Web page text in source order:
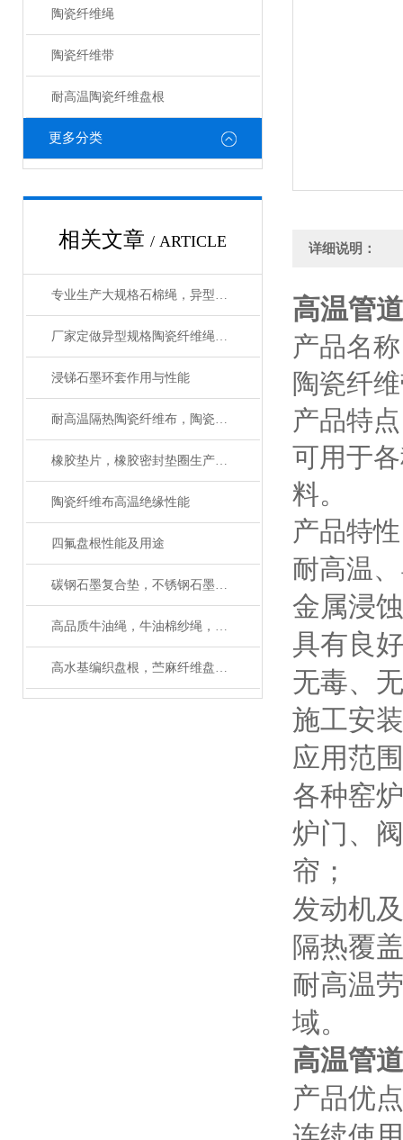
陶瓷纤维绳
陶瓷纤维带
耐高温陶瓷纤维盘根
更多分类
相关文章 / ARTICLE
专业生产大规格石棉绳，异型规格石棉绳厂家
厂家定做异型规格陶瓷纤维绳，陶瓷绳（质量可靠）
浸锑石墨环套作用与性能
耐高温隔热陶瓷纤维布，陶瓷布使用温度
橡胶垫片，橡胶密封垫圈生产厂家（质量保证）
陶瓷纤维布高温绝缘性能
四氟盘根性能及用途
碳钢石墨复合垫，不锈钢石墨复合垫圈材质有什么区别
高品质牛油绳，牛油棉纱绳，规格齐全有现货
高水基编织盘根，苎麻纤维盘根如何使用
详细说明：
高温管
产品名称
陶瓷纤
产品特点
可用于
料。
产品特性
耐高温
金属浸
具有良
无毒、
施工安
应用范围
各种窑
炉门、
帘；
发动机
隔热覆
耐高温
域。
高温管
产品优点